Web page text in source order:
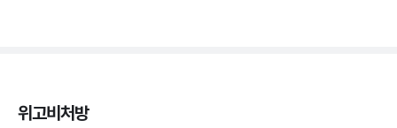
위고비처방